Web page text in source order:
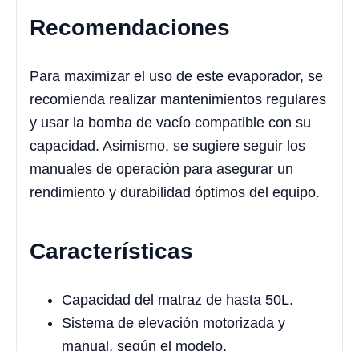
Recomendaciones
Para maximizar el uso de este evaporador, se
recomienda realizar mantenimientos regulares
y usar la bomba de vacío compatible con su
capacidad. Asimismo, se sugiere seguir los
manuales de operación para asegurar un
rendimiento y durabilidad óptimos del equipo.
Características
Capacidad del matraz de hasta 50L.
Sistema de elevación motorizada y
manual, según el modelo.